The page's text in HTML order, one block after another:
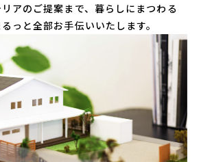
アのご提案まで、暮らしにまつわる
っと全部お⼿伝いいたします。